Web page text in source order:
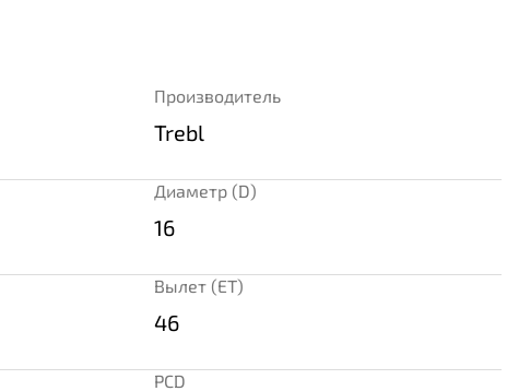
Производитель
Trebl
Диаметр (D)
16
Вылет (ET)
46
PCD